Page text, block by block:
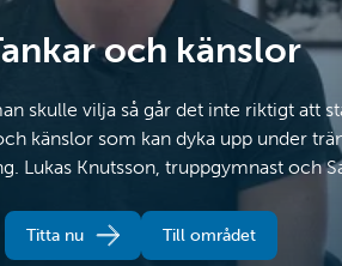
och känslor
vilja så går det inte riktigt att stänga
som kan dyka upp under träning
Knutsson, truppgymnast och Sara
med sig av sina tankar och tips på
och använder tankar och känslor i
gymnastiken.
Till området